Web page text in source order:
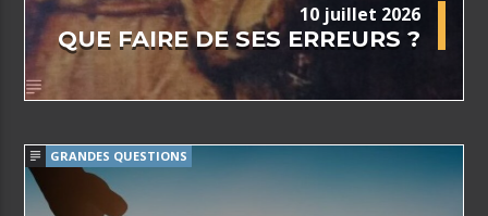
10 juillet 2026
QUE FAIRE DE SES ERREURS ?
GRANDES QUESTIONS